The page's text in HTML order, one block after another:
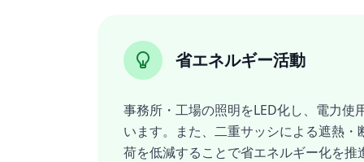
省エネルギー活動
事務所・工場の照明をLED化し、電力使
います。また、二重サッシによる遮熱
荷を低減することで省エネルギー化を推